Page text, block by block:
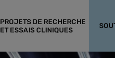
PROJETS DE RECHERCHE
ET ESSAIS CLINIQUES